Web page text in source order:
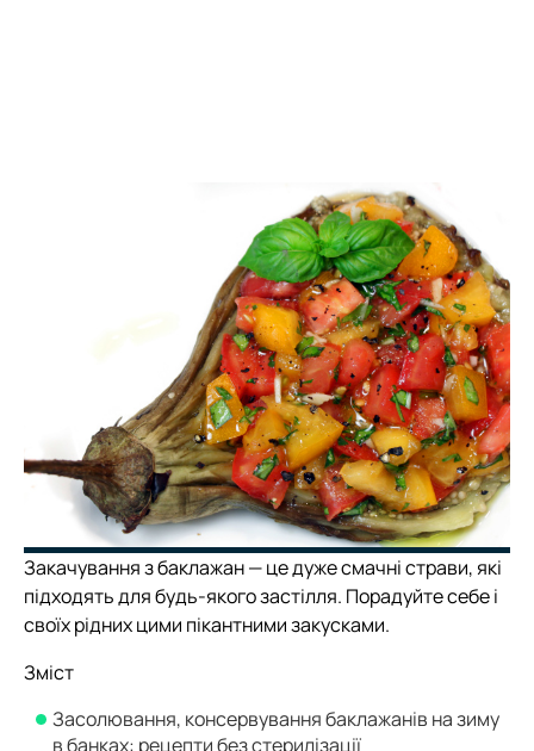
Закачування з баклажан — це дуже смачні страви, які
підходять для будь-якого застілля. Порадуйте себе і
своїх рідних цими пікантними закусками.
Зміст
Засолювання, консервування баклажанів на зиму
в банках: рецепти без стерилізації